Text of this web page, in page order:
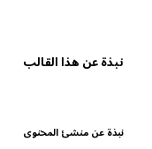
عن هذا القالب
عن منشئ المحتوى